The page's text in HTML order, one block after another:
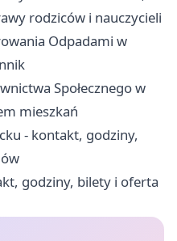
rodziców i nauczycieli
Odpadami w
Społecznego w
mieszkań
- kontakt, godziny,
godziny, bilety i oferta